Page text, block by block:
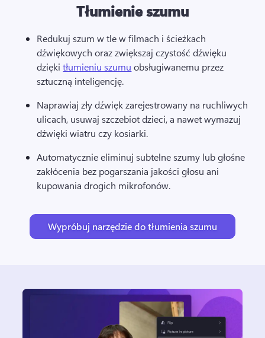
Tłumienie szumu
Redukuj szum w tle w filmach i ścieżkach
dźwiękowych oraz zwiększaj czystość dźwięku
dzięki tłumieniu szumu obsługiwanemu przez
sztuczną inteligencję.
Naprawiaj zły dźwięk zarejestrowany na ruchliwych
ulicach, usuwaj szczebiot dzieci, a nawet wymazuj
dźwięki wiatru czy kosiarki.
Automatycznie eliminuj subtelne szumy lub głośne
zakłócenia bez pogarszania jakości głosu ani
kupowania drogich mikrofonów.
Wypróbuj narzędzie do tłumienia szumu